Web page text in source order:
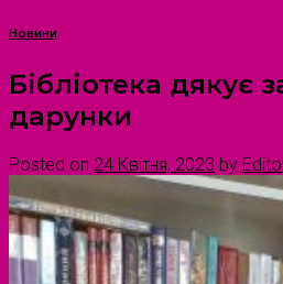
Новини
Бібліотека дякує
дарунки
Posted on 24 Квітня, 2023 by